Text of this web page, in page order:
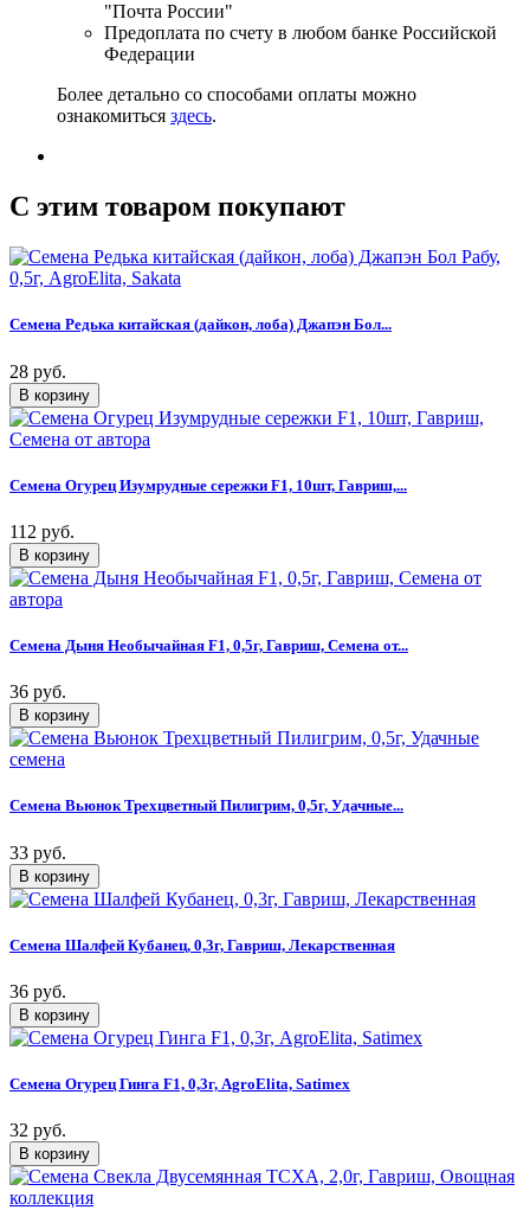
"Почта России"
Предоплата по счету в любом банке Российской
Федерации
Более детально со способами оплаты можно
ознакомиться здесь.
C этим товаром покупают
Семена Редька китайская (дайкон, лоба) Джапэн Бол...
28 руб.
Семена Огурец Изумрудные сережки F1, 10шт, Гавриш,...
112 руб.
Семена Дыня Необычайная F1, 0,5г, Гавриш, Семена от...
36 руб.
Семена Вьюнок Трехцветный Пилигрим, 0,5г, Удачные...
33 руб.
Семена Шалфей Кубанец, 0,3г, Гавриш, Лекарственная
36 руб.
Семена Огурец Гинга F1, 0,3г, AgroElita, Satimex
32 руб.